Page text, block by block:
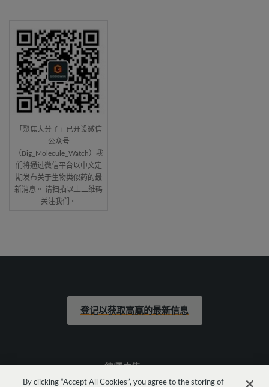
「聚焦大分子」已开设微信
公众号
（Big_Molecule_Watch）我
们将通过微信平台以中文定
期发布关于生物类似药的最
新消息。 请扫描以上二维码
关注我们。
登记以获取高赢的最新信息
律师广告
By clicking “Accept All Cookies”, you agree to the storing of